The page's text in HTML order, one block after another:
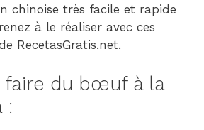
chinoise très facile et rapide
à le réaliser avec ces
RecetasGratis.net.
faire du bœuf à la
: